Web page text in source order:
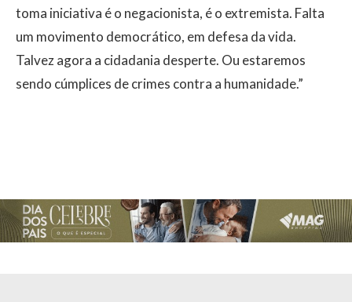
toma iniciativa é o negacionista, é o extremista. Falta
um movimento democrático, em defesa da vida.
Talvez agora a cidadania desperte. Ou estaremos
sendo cúmplices de crimes contra a humanidade.”